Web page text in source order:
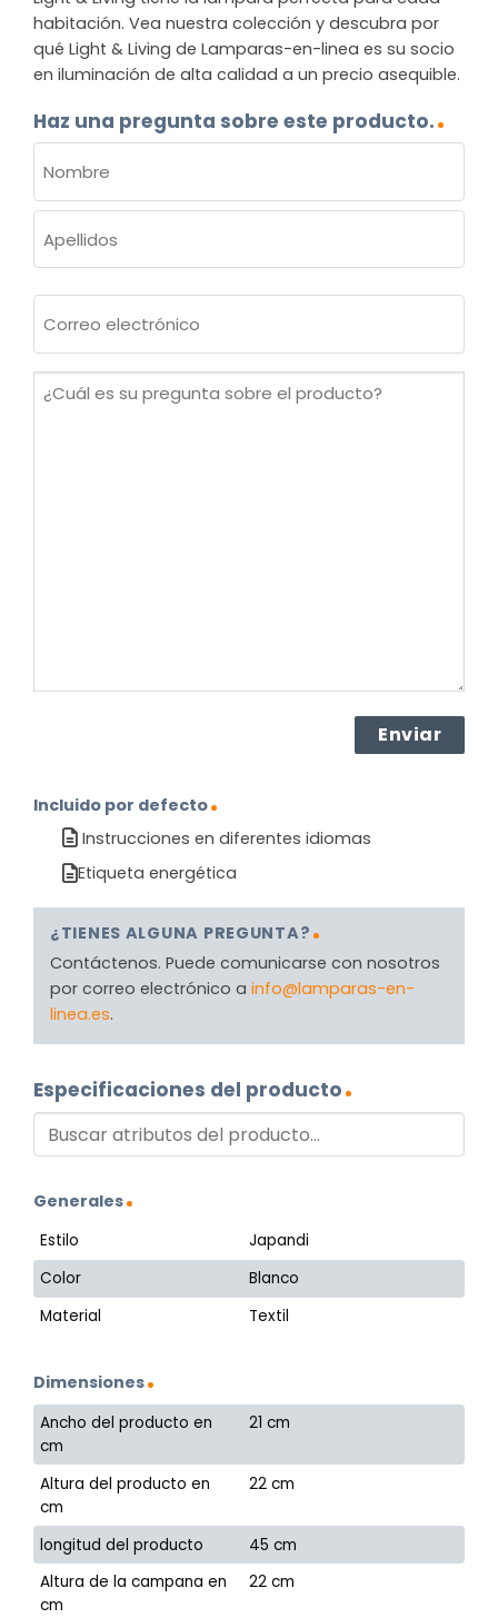
habitación. Vea nuestra colección y descubra por
qué Light & Living de Lamparas-en-linea es su socio
en iluminación de alta calidad a un precio asequible.
Haz una pregunta sobre este producto.
(OBLIGATORIO)
Nombre
electrónico
¿Cuál
Incluido por defecto
Instrucciones en diferentes idiomas
Etiqueta energética
¿TIENES ALGUNA PREGUNTA?
Contáctenos. Puede comunicarse con nosotros
por correo electrónico a info@lamparas-en-
linea.es.
Especificaciones del producto
Generales
Estilo
Japandi
Color
Blanco
Material
Textil
Dimensiones
Ancho del producto en
cm
21 cm
Altura del producto en
cm
22 cm
longitud del producto
45 cm
Altura de la campana en
cm
22 cm